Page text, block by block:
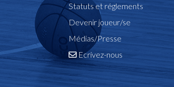
Statuts et réglements
Devenir joueur/se
Médias/Presse
Ecrivez-nous